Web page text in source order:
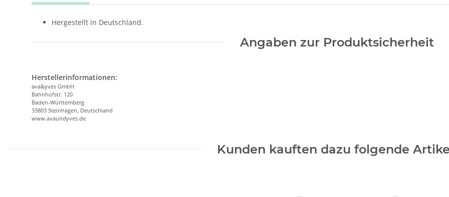
Hergestellt in Deutschland.
Angaben zur Produktsicherheit
Herstellerinformationen:
ava&yves GmbH
Bahnhofstr. 120
Baden-Württemberg
33803 Steinhagen, Deutschland
www.avaundyves.de
Kunden kauften dazu folgende